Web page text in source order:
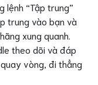
lệnh “Tập trung”
trung vào bạn và
xung quanh.
theo dõi và đáp
vòng, đi thẳng